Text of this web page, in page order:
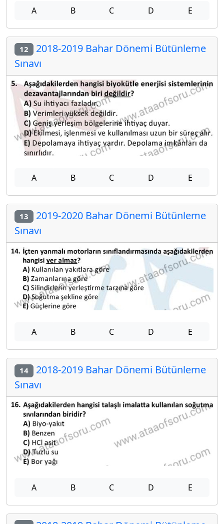
A B C D E
12 2018-2019 Bahar Dönemi Bütünleme
Sınavı
A B C D E
13 2019-2020 Bahar Dönemi Bütünleme
Sınavı
A B C D E
14 2018-2019 Bahar Dönemi Bütünleme
Sınavı
A B C D E